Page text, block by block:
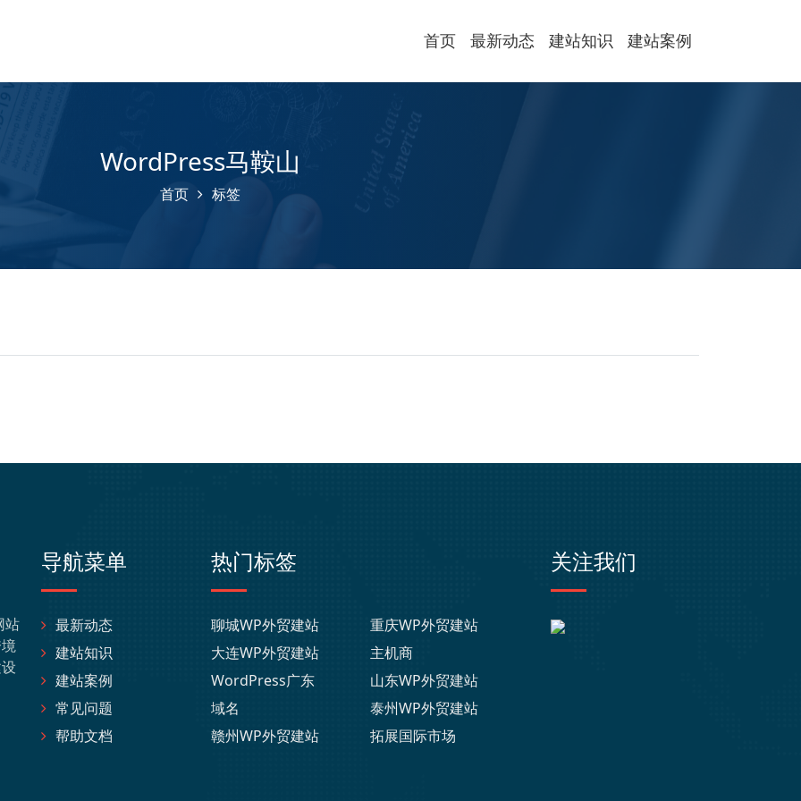
首页 最新动态 建站知识 建站案例
WordPress马鞍山
首页 标签
站
导航菜单
最新动态
建站知识
建站案例
常见问题
帮助文档
热门标签
聊城WP外贸建站
重庆WP外贸建站
大连WP外贸建站
主机商
WordPress广东
山东WP外贸建站
域名
泰州WP外贸建站
赣州WP外贸建站
拓展国际市场
关注我们